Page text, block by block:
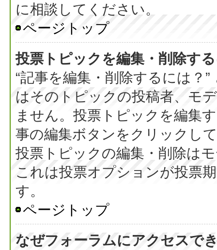
に相談してください。
ページトップ
投票トピックを編集・削除す
“記事を編集・削除するには？
はそのトピックの投稿者、モ
ません。投票トピックを編集
事の編集ボタンをクリックし
投票トピックの編集・削除は
これは投票オプションが投票
す。
ページトップ
なぜフォーラムにアクセスで